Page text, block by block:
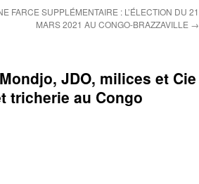
FARCE SUPPLÉMENTAIRE : L’ÉLECTION DU 21
MARS 2021 AU CONGO-BRAZZAVILLE →
JDO, milices et Cie
tricherie au Congo